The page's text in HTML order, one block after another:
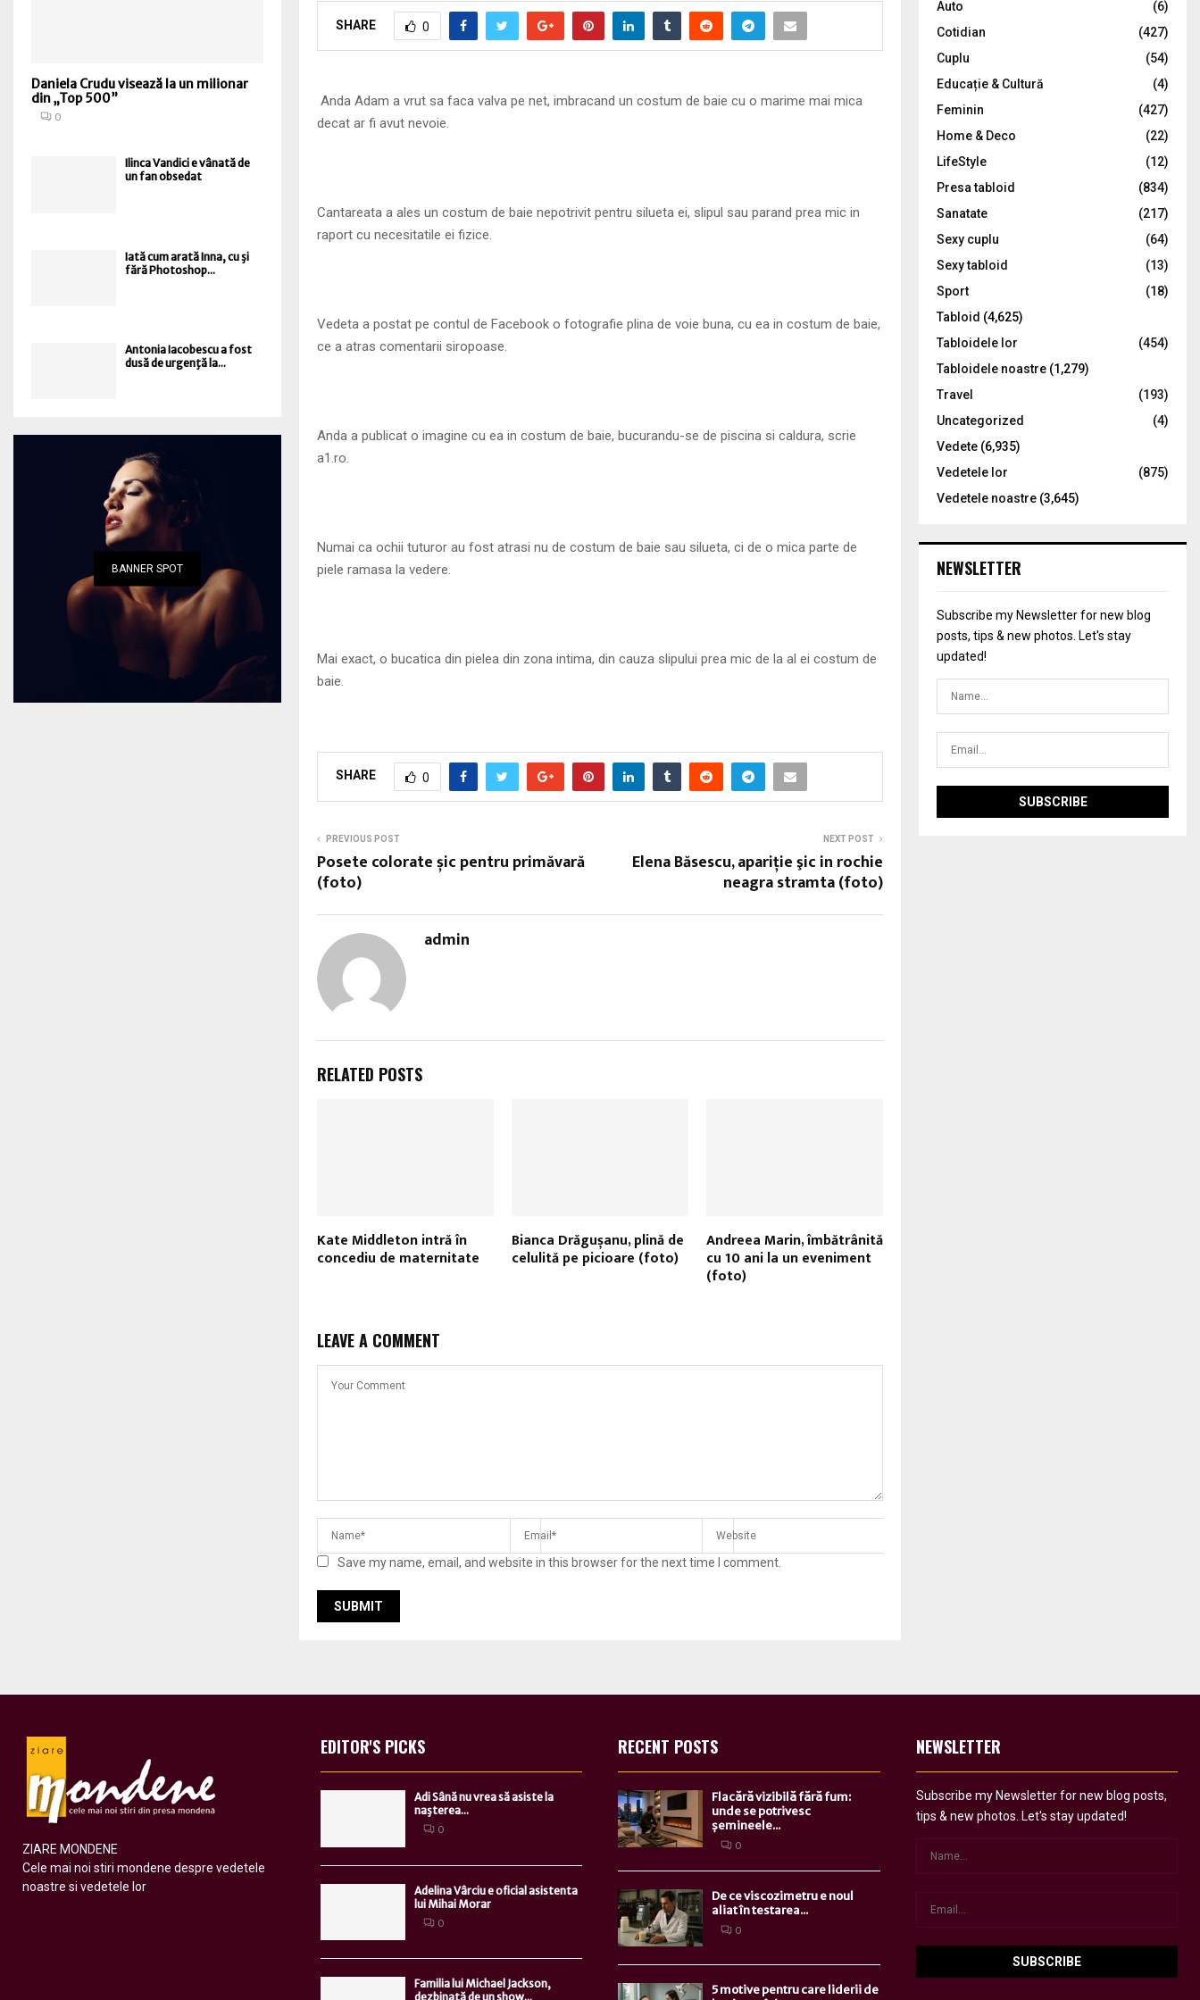
SHARE 0
Anda Adam a vrut sa faca valva pe net, imbracand un costum de baie cu o marime mai mica
decat ar fi avut nevoie.
Cantareata a ales un costum de baie nepotrivit pentru silueta ei, slipul sau parand prea mic in
raport cu necesitatile ei fizice.
Vedeta a postat pe contul de Facebook o fotografie plina de voie buna, cu ea in costum de baie,
ce a atras comentarii siropoase.
Anda a publicat o imagine cu ea in costum de baie, bucurandu-se de piscina si caldura, scrie
a1.ro.
Numai ca ochii tuturor au fost atrasi nu de costum de baie sau silueta, ci de o mica parte de
piele ramasa la vedere.
Mai exact, o bucatica din pielea din zona intima, din cauza slipului prea mic de la al ei costum de
baie.
SHARE 0
PREVIOUS POST
Posete colorate șic pentru primăvară
(foto)
NEXT POST
Elena Băsescu, apariţie şic in rochie
neagra stramta (foto)
admin
RELATED POSTS
Kate Middleton intră în
concediu de maternitate
Bianca Drăgușanu, plină de
celulită pe picioare (foto)
Andreea Marin, îmbătrânită
cu 10 ani la un eveniment
(foto)
LEAVE A COMMENT
Save my name, email, and website in this browser for the next time I comment.
Daniela Crudu visează la un milionar
din „Top 500”
0
Ilinca Vandici e vânată de
un fan obsedat
Iată cum arată Inna, cu şi
fără Photoshop...
Antonia Iacobescu a fost
dusă de urgenţă la...
BANNER SPOT
:
C
Auto
(6)
Cotidian
(427)
Cuplu
(54)
Educație & Cultură
(4)
Feminin
(427)
Home & Deco
(22)
LifeStyle
(12)
Presa tabloid
(834)
Sanatate
(217)
Sexy cuplu
(64)
Sexy tabloid
(13)
Sport
(18)
Tabloid (4,625)
Tabloidele lor
(454)
Tabloidele noastre (1,279)
Travel
(193)
Uncategorized
(4)
Vedete (6,935)
Vedetele lor
(875)
Vedetele noastre (3,645)
NEWSLETTER
Subscribe my Newsletter for new blog
posts, tips & new photos. Let's stay
updated!
ZIARE MONDENE
Cele mai noi stiri mondene despre vedetele
noastre si vedetele lor
EDITOR'S PICKS
Adi Sână nu vrea să asiste la
naşterea...
0
Adelina Vârciu e oficial asistenta
lui Mihai Morar
0
Familia lui Michael Jackson,
dezbinată de un show...
RECENT POSTS
Flacără vizibilă fără fum:
unde se potrivesc
șemineele...
0
De ce viscozimetru e noul
aliat în testarea...
0
5 motive pentru care liderii de
NEWSLETTER
Subscribe my Newsletter for new blog posts,
tips & new photos. Let's stay updated!